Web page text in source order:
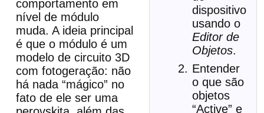
dispositivo
usando o
Editor de
Objetos.
Entender
o que são
objetos
“Active” e
comportamento em
nível de módulo
muda. A ideia principal
é que o módulo é um
modelo de circuito 3D
com fotogeração: não
há nada “mágico” no
fato de ele ser uma